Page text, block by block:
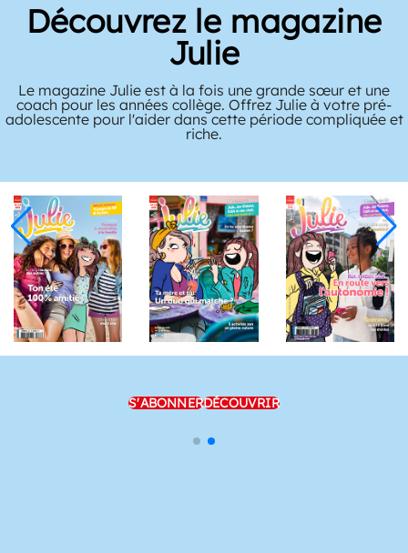
Découvrez le magazine
Julie
Le magazine Julie est à la fois une grande sœur et une
coach pour les années collège. Offrez Julie à votre pré-
adolescente pour l'aider dans cette période compliquée et
riche.
S'ABONNERDÉCOUVRIR